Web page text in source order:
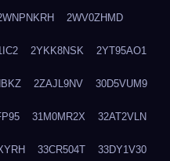
2WV0ZHMD
2YKK8NSK 2YT95AO1
2ZAJL9NV 30D5VUM9
31M0MR2X 32AT2VLN
33CR504T 33DY1V30